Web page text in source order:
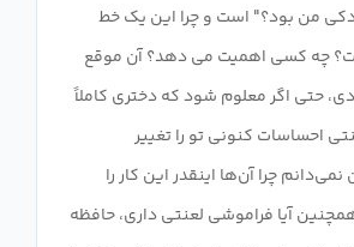
من بود؟" است و چرا این یک خط
چه کسی اهمیت می دهد؟ آن موقع
حتی اگر معلوم شود که دختری کاملاً
احساسات کنونی تو را تغییر
نمی‌دانم چرا آن‌ها اینقدر این کار را
آیا فراموشی لعنتی داری، حافظه